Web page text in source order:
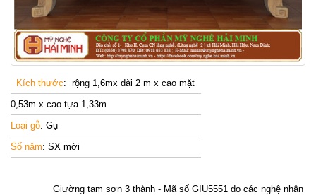
Kích thước: rộng 1,6mx dài 2 m x cao mặt
0,53m x cao tựa 1,33m
Loại gỗ: Gụ
Số năm: SX mới
Giường tam sơn 3 thành - Mã số GIU5551 do các nghệ nhân